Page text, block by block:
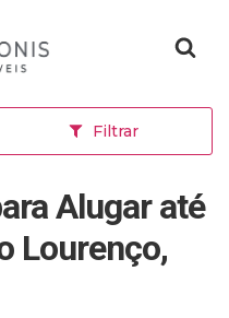
Filtrar
Alugar até
Lourenço,